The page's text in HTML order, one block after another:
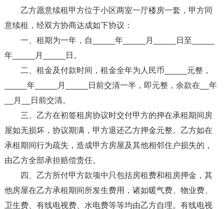
乙方愿意续租甲方位于小区两室一厅楼房一套，甲方同
意续租，经双方协商达成如下协议：
一、租期为一年，自_____年_____月_____日至_____
年_____月_____日。
二、租金及付款时间，租金全年为人民币_____元整，
_____年_____月_____日前交清一半，即元整，余款在__年
__月__日前交清。
三、乙方在初签租房协议时交付甲方的押在承租期间房
屋如无损坏，协议期满，甲方退还乙方押金元整。乙方如在
承租期间行为疏失，造成甲方房屋及其他相邻住户损失的，
由乙方全部承担赔偿责任。
四、乙方所付甲方款项中只包括房租费和租房押金，其
他房屋在乙方承租期间所发生费用，诸如暖气费、物业费、
卫生费、有线电视费、水电费等等均由乙方自理。有线电视